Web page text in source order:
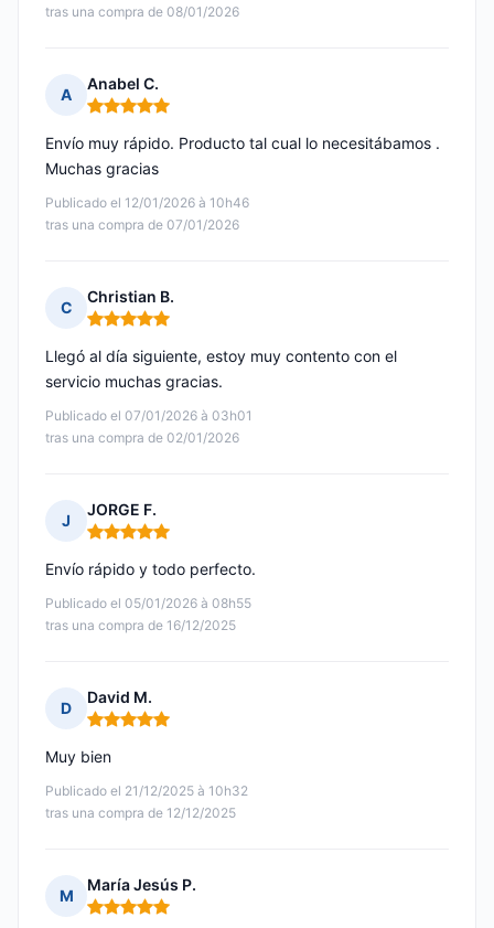
tras una compra de 08/01/2026
A
Anabel C.
Nota: 5 de 5
Publicado el 12/01/2026 à 10h46
tras una compra de 07/01/2026
Envío muy rápido. Producto tal cual lo necesitábamos .
Muchas gracias
C
Christian B.
Nota: 5 de 5
Publicado el 07/01/2026 à 03h01
tras una compra de 02/01/2026
Llegó al día siguiente, estoy muy contento con el
servicio muchas gracias.
J
JORGE F.
Nota: 5 de 5
Publicado el 05/01/2026 à 08h55
tras una compra de 16/12/2025
Envío rápido y todo perfecto.
D
David M.
Nota: 5 de 5
Publicado el 21/12/2025 à 10h32
tras una compra de 12/12/2025
Muy bien
M
María Jesús P.
Nota: 5 de 5